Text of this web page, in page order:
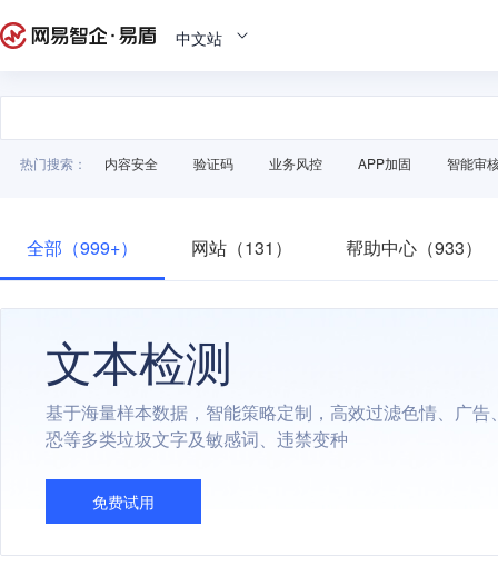
中文站
热门搜索： 内容安全 验证码 业务风控 APP加固 智能审
全部（999+） 网站（131） 帮助中心（933）
文本检测
基于海量样本数据，智能策略定制，高效过滤色情、广告
恐等多类垃圾文字及敏感词、违禁变种
免费试用